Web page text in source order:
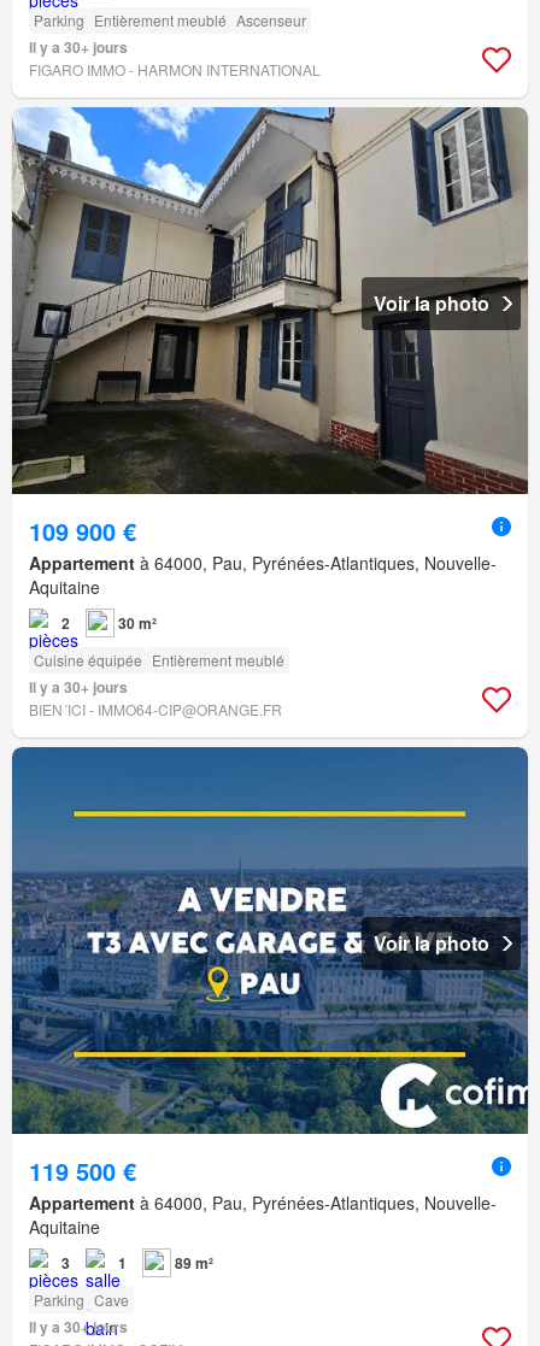
Parking Entièrement meublé Ascenseur
Il y a 30+ jours
FIGARO IMMO - HARMON INTERNATIONAL
Voir la photo
109 900 €
Appartement à 64000, Pau, Pyrénées-Atlantiques, Nouvelle-
Aquitaine
2 30 m²
Cuisine équipée Entièrement meublé
Il y a 30+ jours
BIEN´ICI - IMMO64-CIP@ORANGE.FR
Voir la photo
119 500 €
Appartement à 64000, Pau, Pyrénées-Atlantiques, Nouvelle-
Aquitaine
3 1 89 m²
Parking Cave
Il y a 30+ jours